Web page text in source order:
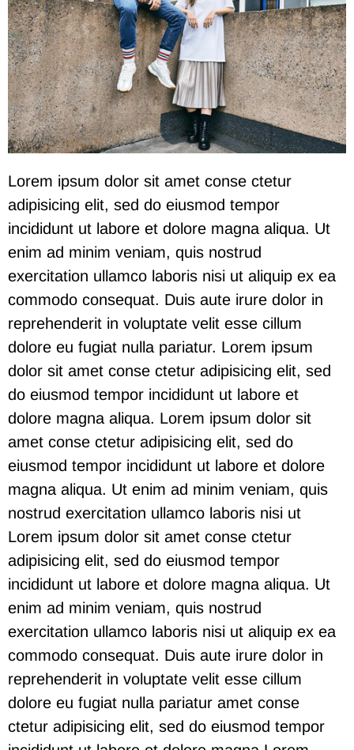
Lorem ipsum dolor sit amet conse ctetur
adipisicing elit, sed do eiusmod tempor
incididunt ut labore et dolore magna aliqua. Ut
enim ad minim veniam, quis nostrud
exercitation ullamco laboris nisi ut aliquip ex ea
commodo consequat. Duis aute irure dolor in
reprehenderit in voluptate velit esse cillum
dolore eu fugiat nulla pariatur. Lorem ipsum
dolor sit amet conse ctetur adipisicing elit, sed
do eiusmod tempor incididunt ut labore et
dolore magna aliqua. Lorem ipsum dolor sit
amet conse ctetur adipisicing elit, sed do
eiusmod tempor incididunt ut labore et dolore
magna aliqua. Ut enim ad minim veniam, quis
nostrud exercitation ullamco laboris nisi ut
Lorem ipsum dolor sit amet conse ctetur
adipisicing elit, sed do eiusmod tempor
incididunt ut labore et dolore magna aliqua. Ut
enim ad minim veniam, quis nostrud
exercitation ullamco laboris nisi ut aliquip ex ea
commodo consequat. Duis aute irure dolor in
reprehenderit in voluptate velit esse cillum
dolore eu fugiat nulla pariatur amet conse
ctetur adipisicing elit, sed do eiusmod tempor